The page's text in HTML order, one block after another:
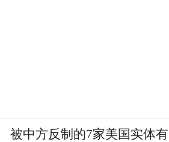
被中方反制的7家美国实体有